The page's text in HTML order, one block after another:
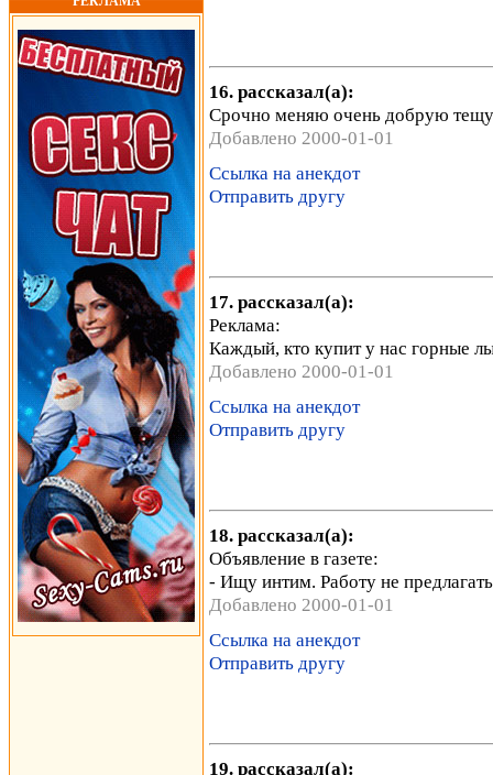
16. рассказал(а):
Срочно меняю очень добрую
Добавлено 2000-01-01
Ссылка на анекдот
Отправить другу
17. рассказал(а):
Реклама:
Каждый, кто купит у нас горные
Добавлено 2000-01-01
Ссылка на анекдот
Отправить другу
18. рассказал(а):
Объявление в газете:
- Ищу интим. Работу не
Добавлено 2000-01-01
Ссылка на анекдот
Отправить другу
19. рассказал(а):